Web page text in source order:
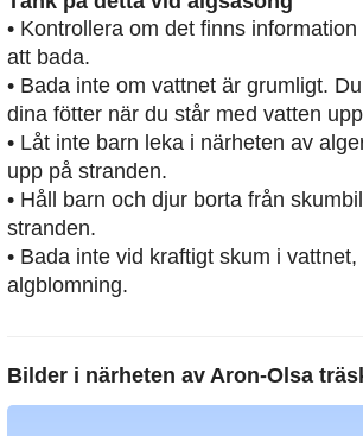
• Kontrollera om det finns
att bada.
• Bada inte om vattnet är grumligt.
dina fötter när du står med vatten
• Låt inte barn leka i närheten av
upp på stranden.
• Håll barn och djur borta från
stranden.
• Bada inte vid kraftigt skum i
algblomning.
Bilder i närheten av Aron-Olsa